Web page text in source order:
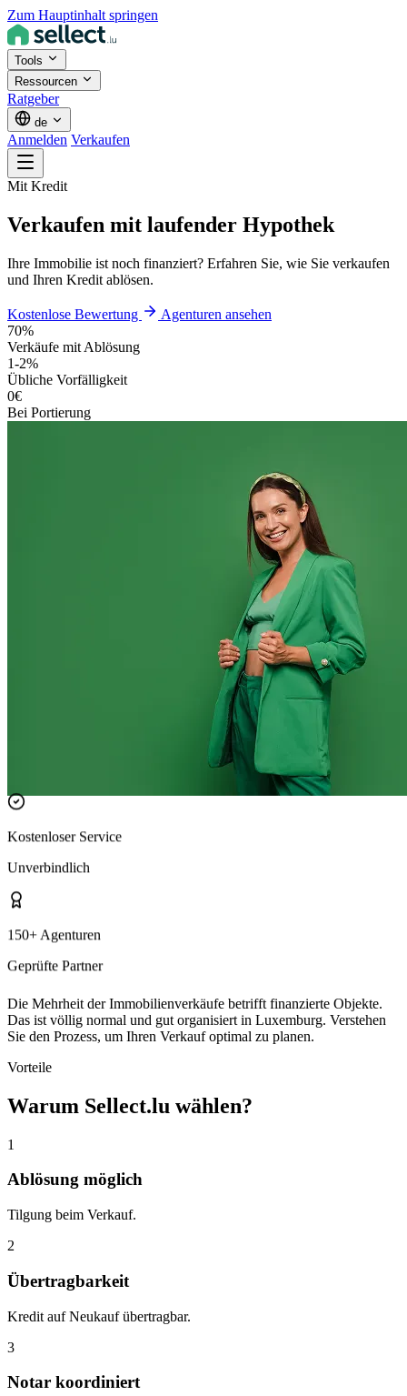
Zum Hauptinhalt springen
Tools
Ressourcen
Ratgeber
de
Anmelden Verkaufen
Mit Kredit
Verkaufen mit laufender Hypothek
Ihre Immobilie ist noch finanziert? Erfahren Sie, wie Sie verkaufen
und Ihren Kredit ablösen.
Kostenlose Bewertung
Agenturen ansehen
70%
Verkäufe mit Ablösung
1-2%
Übliche Vorfälligkeit
0€
Bei Portierung
Kostenloser Service
Unverbindlich
150+ Agenturen
Geprüfte Partner
Die Mehrheit der Immobilienverkäufe betrifft finanzierte Objekte.
Das ist völlig normal und gut organisiert in Luxemburg. Verstehen
Sie den Prozess, um Ihren Verkauf optimal zu planen.
Vorteile
Warum Sellect.lu wählen?
1
Ablösung möglich
Tilgung beim Verkauf.
2
Übertragbarkeit
Kredit auf Neukauf übertragbar.
3
Notar koordiniert